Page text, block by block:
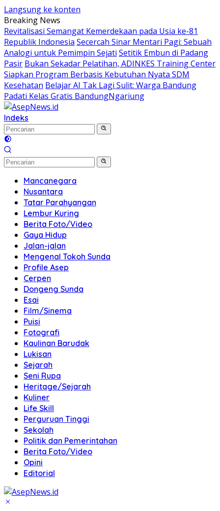
Langsung ke konten
Breaking News
Revitalisasi Semangat Kemerdekaan pada Usia ke-81
Republik Indonesia Secercah Sinar Mentari Pagi: Sebuah
Analogi untuk Pemimpin Sejati Setitik Embun di Padang
Pasir Bukan Sekadar Pelatihan, ADINKES Training Center
Siapkan Program Berbasis Kebutuhan Nyata SDM
Kesehatan Belajar AI Tak Lagi Sulit: Warga Bandung
Padati Kelas Gratis BandungNgariung
Indeks
Mancanegara
Nusantara
Tatar Parahyangan
Lembur Kuring
Berita Foto/Video
Gaya Hidup
Jalan-jalan
Mengenal Tokoh Sunda
Profile Asep
Cerpen
Dongeng Sunda
Esai
Film/Sinema
Puisi
Fotografi
Kaulinan Barudak
Lukisan
Sejarah
Seni Rupa
Heritage/Sejarah
Kuliner
Life Skill
Perguruan Tinggi
Sekolah
Politik dan Pemerintahan
Berita Foto/Video
Opini
Editorial